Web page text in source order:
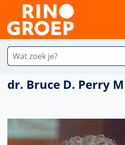
dr. Bruce D. Perry